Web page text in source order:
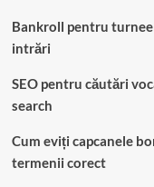
Bankroll pentru
intrări
SEO pentru căutări
search
Cum eviți capcanele
termenii corect